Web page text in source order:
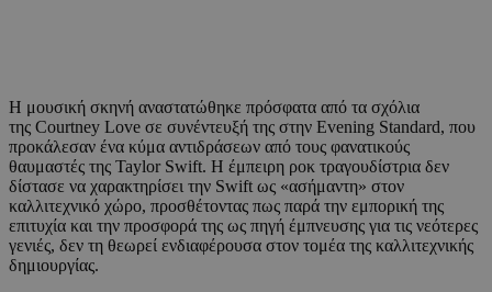
Η μουσική σκηνή αναστατώθηκε πρόσφατα από τα σχόλια
της Courtney Love σε συνέντευξή της στην Evening Standard, που
προκάλεσαν ένα κύμα αντιδράσεων από τους φανατικούς
θαυμαστές της Taylor Swift. Η έμπειρη ροκ τραγουδίστρια δεν
δίστασε να χαρακτηρίσει την Swift ως «ασήμαντη» στον
καλλιτεχνικό χώρο, προσθέτοντας πως παρά την εμπορική της
επιτυχία και την προσφορά της ως πηγή έμπνευσης για τις νεότερες
γενιές, δεν τη θεωρεί ενδιαφέρουσα στον τομέα της καλλιτεχνικής
δημιουργίας.